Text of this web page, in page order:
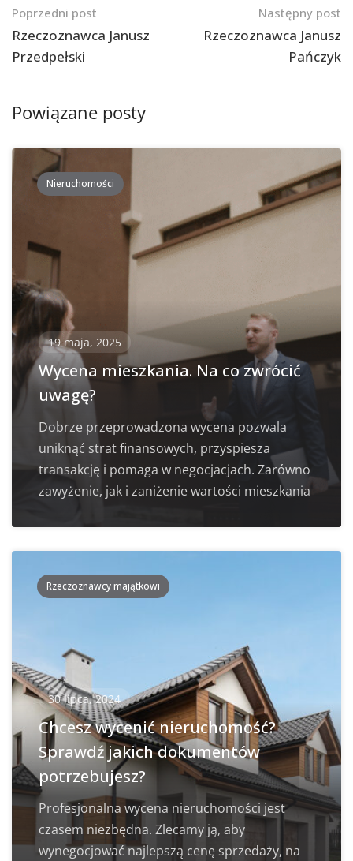
Nawigacja
po
postach
Poprzedni post
Rzeczoznawca Janusz
Przedpełski
Następny post
Rzeczoznawca Janusz
Pańczyk
Powiązane posty
Nieruchomości
19 maja, 2025
Wycena mieszkania. Na co zwrócić
uwagę?
Dobrze przeprowadzona wycena pozwala
uniknąć strat finansowych, przyspiesza
transakcję i pomaga w negocjacjach. Zarówno
zawyżenie, jak i zaniżenie wartości mieszkania
Rzeczoznawcy majątkowi
30 lipca, 2024
Chcesz wycenić nieruchomość?
Sprawdź jakich dokumentów
potrzebujesz?
Profesjonalna wycena nieruchomości jest
czasem niezbędna. Zlecamy ją, aby
wynegocjować najlepszą cenę sprzedaży, na